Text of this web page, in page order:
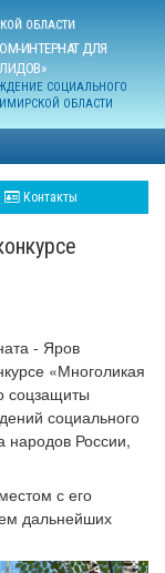
ОБЛАСТИ
ИНТЕРНАТ ДЛЯ
СОЦИАЛЬНОГО
ОБЛАСТИ
Контакты
- Яров
«Многоликая
соцзащиты
социального
народов России,
с его
дальнейших